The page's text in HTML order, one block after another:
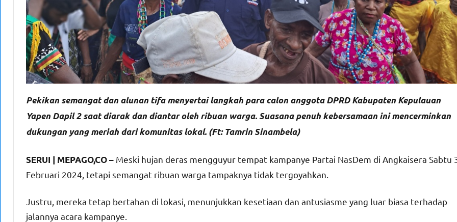
Pekikan semangat dan alunan tifa menyertai langkah para calon anggota DPRD Kabupaten Kepulauan
Yapen Dapil 2 saat diarak dan diantar oleh ribuan warga. Suasana penuh kebersamaan ini mencerminkan
dukungan yang meriah dari komunitas lokal. (Ft: Tamrin Sinambela)
SERUI | MEPAGO,CO – Meski hujan deras mengguyur tempat kampanye Partai NasDem di Angkaisera Sabtu
Februari 2024, tetapi semangat ribuan warga tampaknya tidak tergoyahkan.
Justru, mereka tetap bertahan di lokasi, menunjukkan kesetiaan dan antusiasme yang luar biasa terhadap
jalannya acara kampanye.